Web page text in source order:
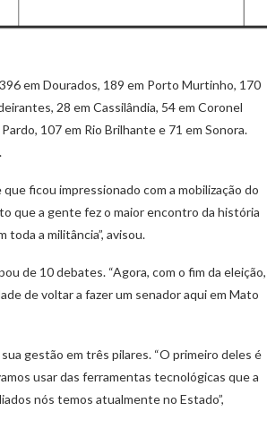
em Dourados, 189 em Porto Murtinho, 170
28 em Cassilândia, 54 em Coronel
107 em Rio Brilhante e 71 em Sonora.
ficou impressionado com a mobilização do
que a gente fez o maior encontro da história
a militância”, avisou.
de 10 debates. “Agora, com o fim da eleição,
de voltar a fazer um senador aqui em Mato
gestão em três pilares. “O primeiro deles é
usar das ferramentas tecnológicas que a
nós temos atualmente no Estado”,